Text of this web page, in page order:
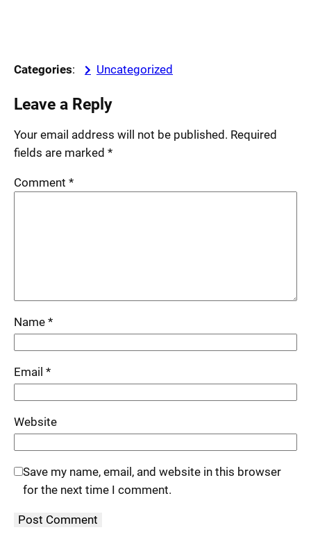
Categories: Uncategorized
Leave a Reply
Your email address will not be published. Required
fields are marked *
Comment *
Name *
Email *
Website
Save my name, email, and website in this browser
for the next time I comment.